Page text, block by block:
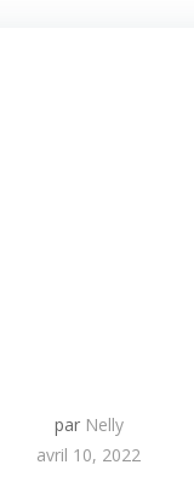
par Nelly
avril 10, 2022